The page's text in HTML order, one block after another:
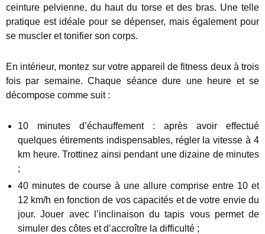
ceinture pelvienne, du haut du torse et des bras. Une telle
pratique est idéale pour se dépenser, mais également pour
se muscler et tonifier son corps.
En intérieur, montez sur votre appareil de fitness deux à trois
fois par semaine. Chaque séance dure une heure et se
décompose comme suit :
10 minutes d’échauffement : après avoir effectué
quelques étirements indispensables, régler la vitesse à 4
km heure. Trottinez ainsi pendant une dizaine de minutes
;
40 minutes de course à une allure comprise entre 10 et
12 km/h en fonction de vos capacités et de votre envie du
jour. Jouer avec l’inclinaison du tapis vous permet de
simuler des côtes et d’accroître la difficulté ;